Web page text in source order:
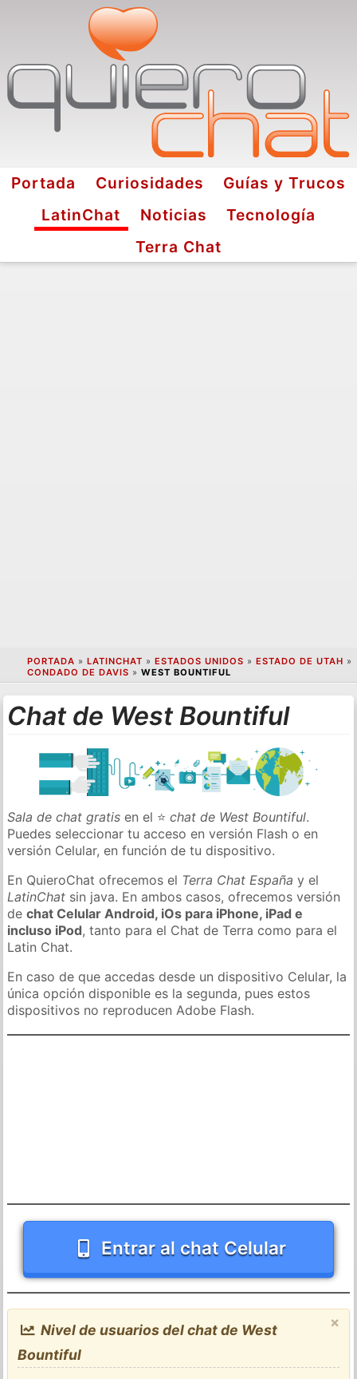
Portada Curiosidades
Guías y Trucos
LatinChat
Noticias
Tecnología
Terra Chat
PORTADA » LATINCHAT » ESTADOS UNIDOS » ESTADO DE UTAH »
CONDADO DE DAVIS » WEST BOUNTIFUL
Chat de West Bountiful
Sala de chat gratis en el ⭐chat de West Bountiful.
Puedes seleccionar tu acceso en versión Flash o en
versión Celular, en función de tu dispositivo.
En QuieroChat ofrecemos el Terra Chat España y el
LatinChat sin java. En ambos casos, ofrecemos versión
dechat Celular Android, iOs para iPhone, iPad e
incluso iPod, tanto para el Chat de Terra como para el
Latin Chat.
En caso de que accedas desde un dispositivo Celular, la
única opción disponible es la segunda, pues estos
dispositivos no reproducen Adobe Flash.
Entrar al chat Celular
×
Nivel de usuarios del chat de West
Bountiful